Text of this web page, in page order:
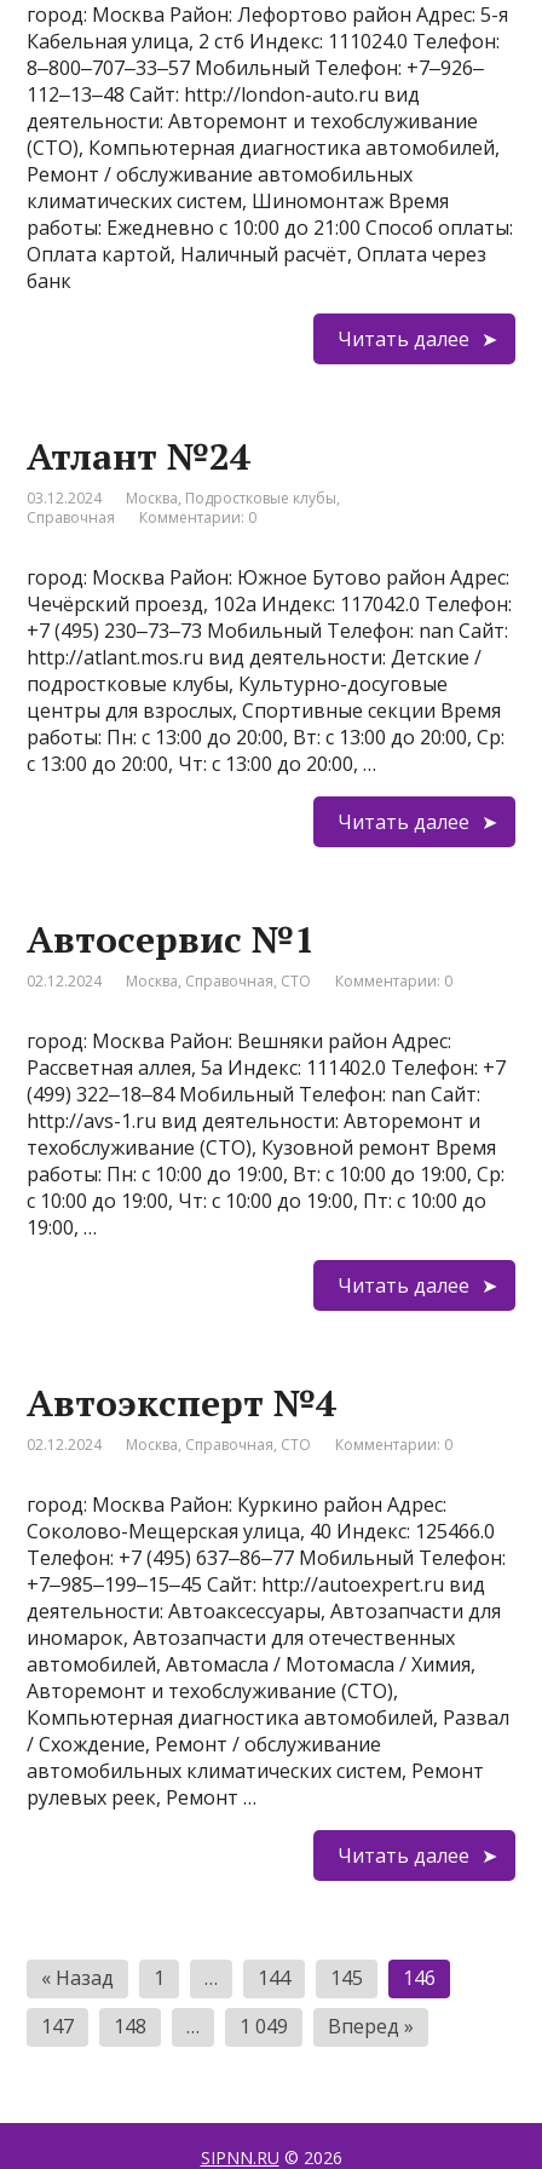
город: Москва Район: Лефортово район Адрес: 5-я
Кабельная улица, 2 ст6 Индекс: 111024.0 Телефон:
8‒800‒707‒33‒57 Мобильный Телефон: +7‒926‒
112‒13‒48 Сайт: http://london-auto.ru вид
деятельности: Авторемонт и техобслуживание
(СТО), Компьютерная диагностика автомобилей,
Ремонт / обслуживание автомобильных
климатических систем, Шиномонтаж Время
работы: Ежедневно с 10:00 до 21:00 Способ оплаты:
Оплата картой, Наличный расчёт, Оплата через
банк
Читать далее
Атлант №24
03.12.2024 Москва, Подростковые клубы,
Справочная
Комментарии: 0
город: Москва Район: Южное Бутово район Адрес:
Чечёрский проезд, 102а Индекс: 117042.0 Телефон:
+7 (495) 230‒73‒73 Мобильный Телефон: nan Сайт:
http://atlant.mos.ru вид деятельности: Детские /
подростковые клубы, Культурно-досуговые
центры для взрослых, Спортивные секции Время
работы: Пн: с 13:00 до 20:00, Вт: с 13:00 до 20:00, Ср:
с 13:00 до 20:00, Чт: с 13:00 до 20:00, …
Читать далее
Автосервис №1
02.12.2024 Москва, Справочная, СТО Комментарии: 0
город: Москва Район: Вешняки район Адрес:
Рассветная аллея, 5а Индекс: 111402.0 Телефон: +7
(499) 322‒18‒84 Мобильный Телефон: nan Сайт:
http://avs-1.ru вид деятельности: Авторемонт и
техобслуживание (СТО), Кузовной ремонт Время
работы: Пн: с 10:00 до 19:00, Вт: с 10:00 до 19:00, Ср:
с 10:00 до 19:00, Чт: с 10:00 до 19:00, Пт: с 10:00 до
19:00, …
Читать далее
Автоэксперт №4
02.12.2024 Москва, Справочная, СТО Комментарии: 0
город: Москва Район: Куркино район Адрес:
Соколово-Мещерская улица, 40 Индекс: 125466.0
Телефон: +7 (495) 637‒86‒77 Мобильный Телефон:
+7‒985‒199‒15‒45 Сайт: http://autoexpert.ru вид
деятельности: Автоаксессуары, Автозапчасти для
иномарок, Автозапчасти для отечественных
автомобилей, Автомасла / Мотомасла / Химия,
Авторемонт и техобслуживание (СТО),
Компьютерная диагностика автомобилей, Развал
/ Схождение, Ремонт / обслуживание
автомобильных климатических систем, Ремонт
рулевых реек, Ремонт …
Читать далее
Пагинация
записей
« Назад 1 … 144 145
146
147
148 … 1 049 Вперед »
SIPNN.RU © 2026